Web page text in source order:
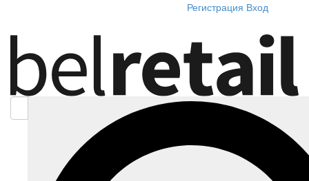
Регистрация Вход